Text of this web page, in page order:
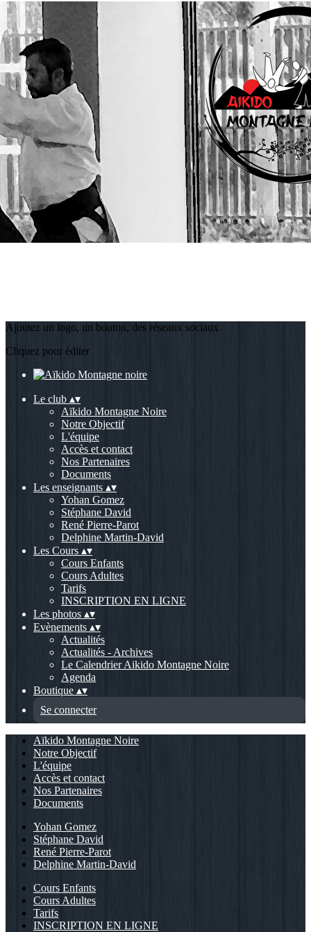
Menu
?>
Images de la page d'accueil
Cliquez pour éditer
Ajoutez un logo, un bouton, des réseaux sociaux
Cliquez pour éditer
Le club ▴▾
Aïkido Montagne Noire
Notre Objectif
L'équipe
Accès et contact
Nos Partenaires
Documents
Les enseignants ▴▾
Yohan Gomez
Stéphane David
René Pierre-Parot
Delphine Martin-David
Les Cours ▴▾
Cours Enfants
Cours Adultes
Tarifs
INSCRIPTION EN LIGNE
Les photos ▴▾
Evènements ▴▾
Actualités
Actualités - Archives
Le Calendrier Aikido Montagne Noire
Agenda
Boutique ▴▾
Se connecter
Aïkido Montagne Noire
Notre Objectif
L'équipe
Accès et contact
Nos Partenaires
Documents
Yohan Gomez
Stéphane David
René Pierre-Parot
Delphine Martin-David
Cours Enfants
Cours Adultes
Tarifs
INSCRIPTION EN LIGNE